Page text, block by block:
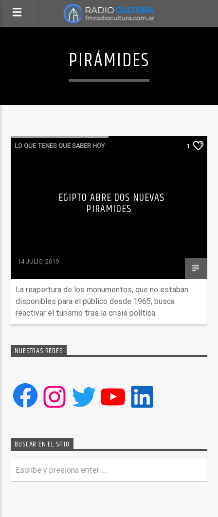
PIRÁMIDES
LO QUE TENES QUE SABER HOY 1
EGIPTO ABRE DOS NUEVAS
PIRÁMIDES
14 JULIO, 2019
La reapertura de los monumentos, que no estaban
disponibles para el público desde 1965, busca
reactivar el turismo tras la crisis política.
NUESTRAS REDES
Facebook
Instagram
Twitter
YouTube
LinkedIn
BUSCAR EN EL SITIO